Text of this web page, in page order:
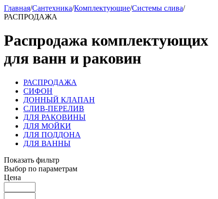
Главная/Сантехника/Комплектующие/Системы слива/
РАСПРОДАЖА
Распродажа комплектующих
для ванн и раковин
РАСПРОДАЖА
СИФОН
ДОННЫЙ КЛАПАН
СЛИВ-ПЕРЕЛИВ
ДЛЯ РАКОВИНЫ
ДЛЯ МОЙКИ
ДЛЯ ПОДДОНА
ДЛЯ ВАННЫ
Показать фильтр
Выбор по параметрам
Цена